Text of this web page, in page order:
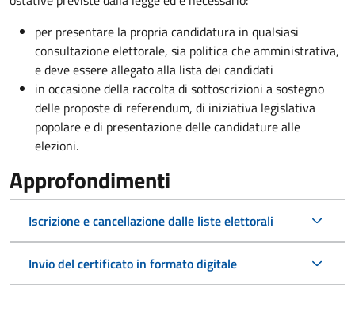
per presentare la propria candidatura in qualsiasi
consultazione elettorale, sia politica che amministrativa,
e deve essere allegato alla lista dei candidati
in occasione della raccolta di sottoscrizioni a sostegno
delle proposte di referendum, di iniziativa legislativa
popolare e di presentazione delle candidature alle
elezioni.
Approfondimenti
Iscrizione e cancellazione dalle liste elettorali
Invio del certificato in formato digitale